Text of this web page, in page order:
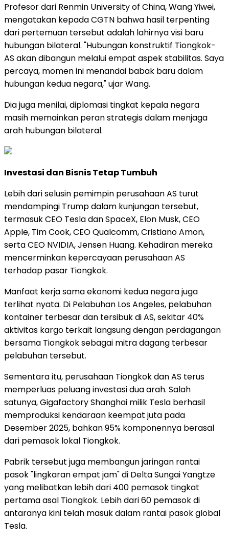
Profesor dari Renmin University of China, Wang Yiwei,
mengatakan kepada CGTN bahwa hasil terpenting
dari pertemuan tersebut adalah lahirnya visi baru
hubungan bilateral. "Hubungan konstruktif Tiongkok-
AS akan dibangun melalui empat aspek stabilitas. Saya
percaya, momen ini menandai babak baru dalam
hubungan kedua negara," ujar Wang.
Dia juga menilai, diplomasi tingkat kepala negara
masih memainkan peran strategis dalam menjaga
arah hubungan bilateral.
Investasi dan Bisnis Tetap Tumbuh
Lebih dari selusin pemimpin perusahaan AS turut
mendampingi Trump dalam kunjungan tersebut,
termasuk CEO Tesla dan SpaceX, Elon Musk, CEO
Apple, Tim Cook, CEO Qualcomm, Cristiano Amon,
serta CEO NVIDIA, Jensen Huang. Kehadiran mereka
mencerminkan kepercayaan perusahaan AS
terhadap pasar Tiongkok.
Manfaat kerja sama ekonomi kedua negara juga
terlihat nyata. Di Pelabuhan Los Angeles, pelabuhan
kontainer terbesar dan tersibuk di AS, sekitar 40%
aktivitas kargo terkait langsung dengan perdagangan
bersama Tiongkok sebagai mitra dagang terbesar
pelabuhan tersebut.
Sementara itu, perusahaan Tiongkok dan AS terus
memperluas peluang investasi dua arah. Salah
satunya, Gigafactory Shanghai milik Tesla berhasil
memproduksi kendaraan keempat juta pada
Desember 2025, bahkan 95% komponennya berasal
dari pemasok lokal Tiongkok.
Pabrik tersebut juga membangun jaringan rantai
pasok "lingkaran empat jam" di Delta Sungai Yangtze
yang melibatkan lebih dari 400 pemasok tingkat
pertama asal Tiongkok. Lebih dari 60 pemasok di
antaranya kini telah masuk dalam rantai pasok global
Tesla.